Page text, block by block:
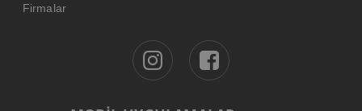
Firmalar